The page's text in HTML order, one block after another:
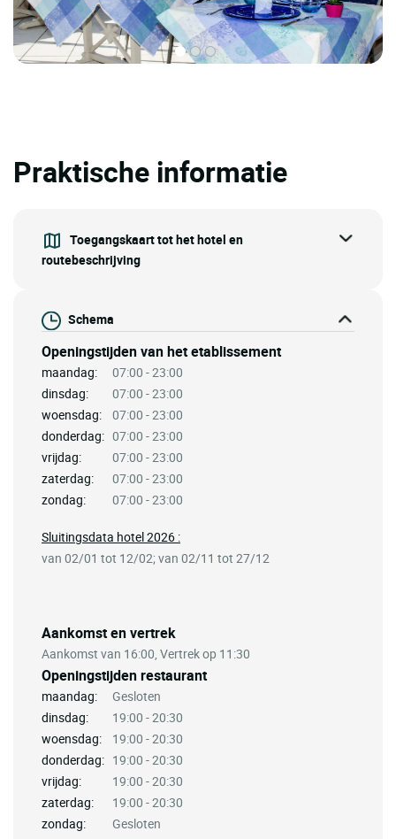
Praktische informatie
Toegangskaart tot het hotel en
routebeschrijving
Schema
Openingstijden van het etablissement
maandag:
07:00 - 23:00
dinsdag:
07:00 - 23:00
woensdag:
07:00 - 23:00
donderdag: 07:00 - 23:00
vrijdag:
07:00 - 23:00
zaterdag:
07:00 - 23:00
zondag:
07:00 - 23:00
Aankomst en vertrek
Aankomst van 16:00, Vertrek op 11:30
Openingstijden restaurant
maandag:
Gesloten
dinsdag:
19:00 - 20:30
woensdag:
19:00 - 20:30
donderdag: 19:00 - 20:30
vrijdag:
19:00 - 20:30
zaterdag:
19:00 - 20:30
zondag:
Gesloten
Sluitingsdata hotel 2026 :
van 02/01 tot 12/02; van 02/11 tot 27/12